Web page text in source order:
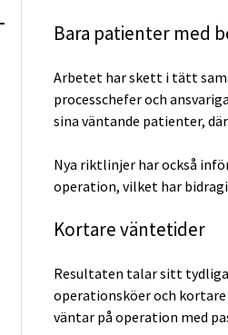
Bara patienter med
Arbetet har skett i tätt
processchefer och
sina väntande patienter,
Nya riktlinjer har också
operation, vilket har
Kortare väntetider
Resultaten talar sitt
operationsköer och
väntar på operation med